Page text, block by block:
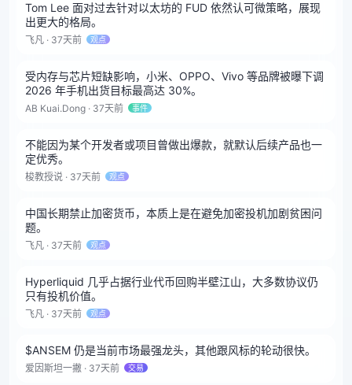
Tom Lee 面对过去针对以太坊的 FUD 依然认可微策略，展现
出更大的格局。
飞凡 · 37天前 观点
受内存与芯片短缺影响，小米、OPPO、Vivo 等品牌被曝下调
2026 年手机出货目标最高达 30%。
AB Kuai.Dong · 37天前 事件
不能因为某个开发者或项目曾做出爆款，就默认后续产品也一
定优秀。
梭教授说 · 37天前 观点
中国长期禁止加密货币，本质上是在避免加密投机加剧贫困问
题。
飞凡 · 37天前 观点
Hyperliquid 几乎占据行业代币回购半壁江山，大多数协议仍
只有投机价值。
飞凡 · 37天前 观点
$ANSEM 仍是当前市场最强龙头，其他跟风标的轮动很快。
爱因斯坦一撇 · 37天前 交易